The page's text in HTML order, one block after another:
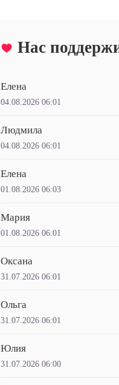
Нас
Елена
04.08.2026 06:01
Людмила
04.08.2026 06:01
Елена
01.08.2026 06:03
Мария
01.08.2026 06:01
Оксана
31.07.2026 06:01
Ольга
31.07.2026 06:01
Юлия
31.07.2026 06:00